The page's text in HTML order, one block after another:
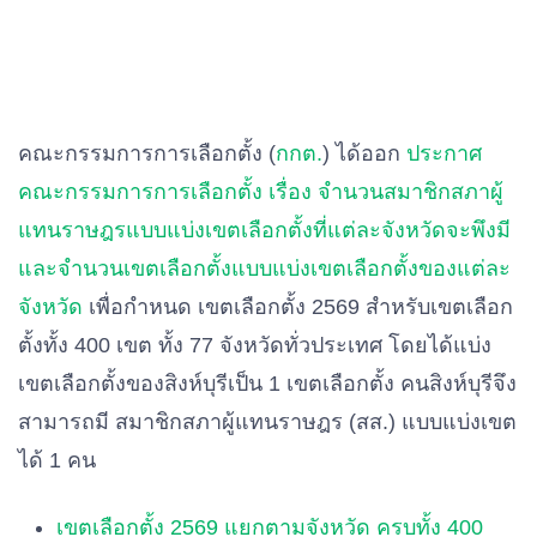
คณะกรรมการการเลือกตั้ง (กกต.) ได้ออก ประกาศ
คณะกรรมการการเลือกตั้ง เรื่อง จํานวนสมาชิกสภาผู้
แทนราษฎรแบบแบ่งเขตเลือกตั้งที่แต่ละจังหวัดจะพึงมี
และจํานวนเขตเลือกตั้งแบบแบ่งเขตเลือกตั้งของแต่ละ
จังหวัด เพื่อกำหนด เขตเลือกตั้ง 2569 สำหรับเขตเลือก
ตั้งทั้ง 400 เขต ทั้ง 77 จังหวัดทั่วประเทศ โดยได้แบ่ง
เขตเลือกตั้งของสิงห์บุรีเป็น 1 เขตเลือกตั้ง คนสิงห์บุรีจึง
สามารถมี สมาชิกสภาผู้แทนราษฎร (สส.) แบบแบ่งเขต
ได้ 1 คน
เขตเลือกตั้ง 2569 แยกตามจังหวัด ครบทั้ง 400